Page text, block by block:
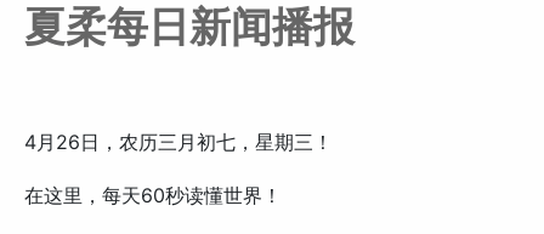
夏柔每日新闻播报
4月26日，农历三月初七，星期三！
在这里，每天60秒读懂世界！